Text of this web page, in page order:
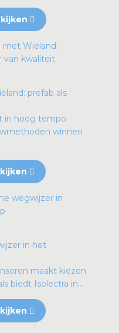
prefab als
in hoog tempo.
winnen
in het
maakt kiezen
biedt Isolectra in...